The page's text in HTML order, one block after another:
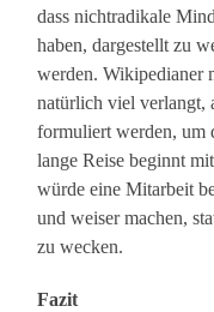
dass nichtradikale
haben, dargestellt zu
werden. Wikipedianer
natürlich viel verlangt,
formuliert werden, um
lange Reise beginnt
würde eine Mitarbeit
und weiser machen,
zu wecken.
Fazit